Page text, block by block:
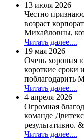
13 июля 2026
Честно
возраст
Михайловны,
Читать далее....
19 мая 2026
Очень хорошая
короткие сроки
поблагодарить
Читать далее....
4 апреля 2026
Огромная
команде
результативно.
Читать далее....